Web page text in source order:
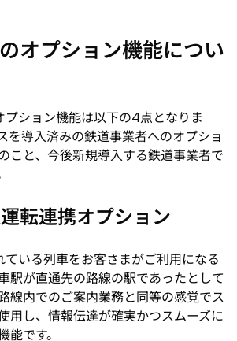
く
開
オプション機能につい
プション機能は以下の4点となりま
を導入済みの鉄道事業者へのオプショ
こと、今後新規導入する鉄道事業者で
転連携オプション
ている列車をお客さまがご利用になる
駅が直通先の路線の駅であったとして
線内でのご案内業務と同等の感覚でス
用し、情報伝達が確実かつスムーズに
能です。